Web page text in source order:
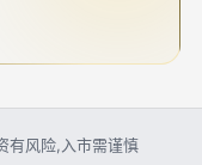
有风险,入市需谨慎